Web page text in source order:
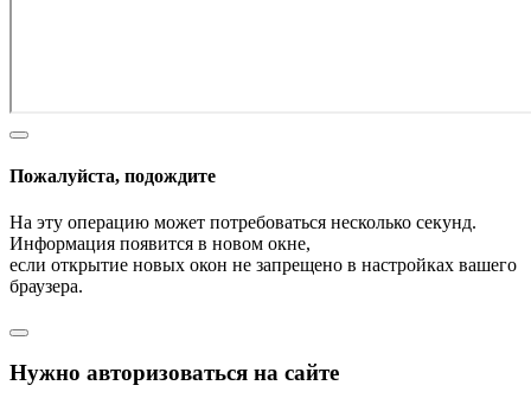
Пожалуйста, подождите
На эту операцию может потребоваться несколько секунд.
Информация появится в новом окне,
если открытие новых окон не запрещено в настройках вашего
браузера.
Нужно авторизоваться на сайте